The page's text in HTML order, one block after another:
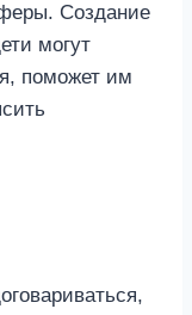
Создание
могут
поможет им